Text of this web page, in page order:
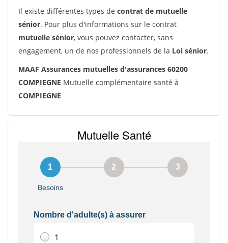
Il existe différentes types de contrat de mutuelle
sénior. Pour plus d'informations sur le contrat
mutuelle sénior, vous pouvez contacter, sans
engagement, un de nos professionnels de la Loi sénior.
MAAF Assurances mutuelles d'assurances 60200
COMPIEGNE Mutuelle complémentaire santé à
COMPIEGNE